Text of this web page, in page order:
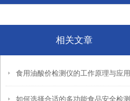
相关文章
食用油酸价检测仪的工作原理与应用